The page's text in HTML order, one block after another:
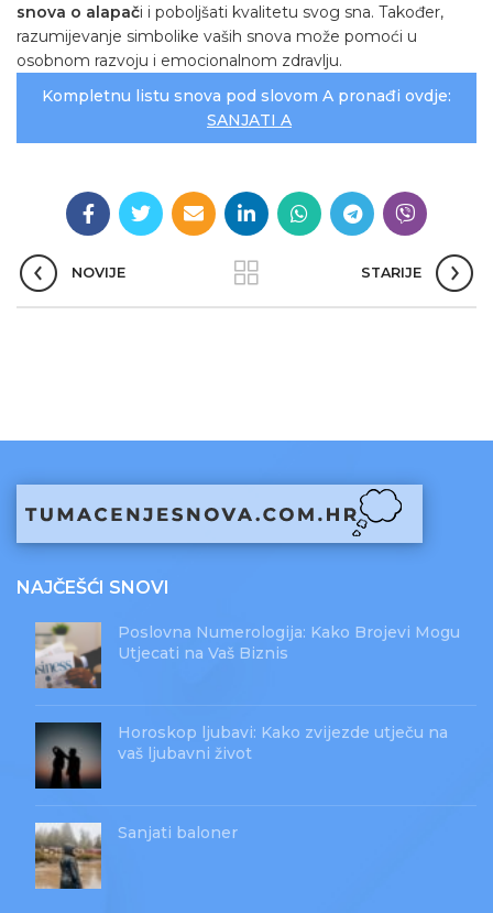
snova o alapači i poboljšati kvalitetu svog sna. Također,
razumijevanje simbolike vaših snova može pomoći u
osobnom razvoju i emocionalnom zdravlju.
Kompletnu listu snova pod slovom A pronađi ovdje:
SANJATI A
NOVIJE STARIJE
NAJČEŠĆI SNOVI
Poslovna Numerologija: Kako Brojevi Mogu
Utjecati na Vaš Biznis
Horoskop ljubavi: Kako zvijezde utječu na
vaš ljubavni život
Sanjati baloner